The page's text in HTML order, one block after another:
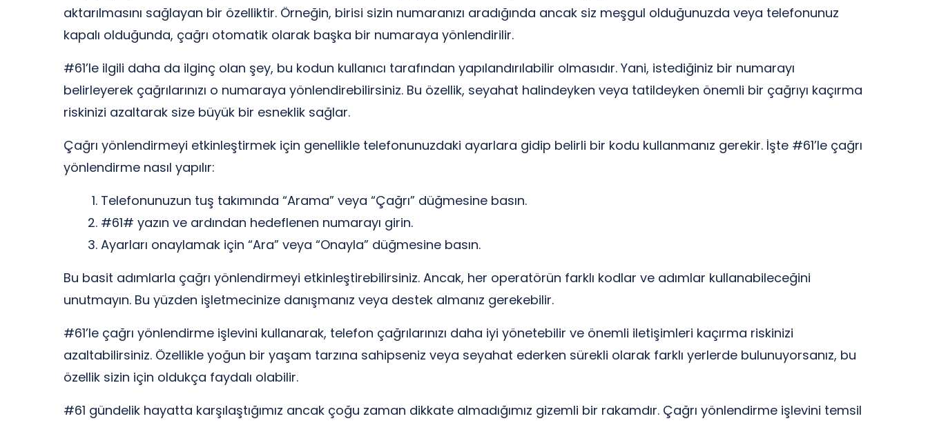
aktarılmasını sağlayan bir özelliktir. Örneğin, birisi sizin numaranızı aradığında ancak siz meşgul olduğunuzda veya telefonunuz
kapalı olduğunda, çağrı otomatik olarak başka bir numaraya yönlendirilir.
#61’le ilgili daha da ilginç olan şey, bu kodun kullanıcı tarafından yapılandırılabilir olmasıdır. Yani, istediğiniz bir numarayı
belirleyerek çağrılarınızı o numaraya yönlendirebilirsiniz. Bu özellik, seyahat halindeyken veya tatildeyken önemli bir çağrıyı kaçırma
riskinizi azaltarak size büyük bir esneklik sağlar.
Çağrı yönlendirmeyi etkinleştirmek için genellikle telefonunuzdaki ayarlara gidip belirli bir kodu kullanmanız gerekir. İşte #61’le çağrı
yönlendirme nasıl yapılır:
Telefonunuzun tuş takımında “Arama” veya “Çağrı” düğmesine basın.
#61# yazın ve ardından hedeflenen numarayı girin.
Ayarları onaylamak için “Ara” veya “Onayla” düğmesine basın.
Bu basit adımlarla çağrı yönlendirmeyi etkinleştirebilirsiniz. Ancak, her operatörün farklı kodlar ve adımlar kullanabileceğini
unutmayın. Bu yüzden işletmecinize danışmanız veya destek almanız gerekebilir.
#61’le çağrı yönlendirme işlevini kullanarak, telefon çağrılarınızı daha iyi yönetebilir ve önemli iletişimleri kaçırma riskinizi
azaltabilirsiniz. Özellikle yoğun bir yaşam tarzına sahipseniz veya seyahat ederken sürekli olarak farklı yerlerde bulunuyorsanız, bu
özellik sizin için oldukça faydalı olabilir.
#61 gündelik hayatta karşılaştığımız ancak çoğu zaman dikkate almadığımız gizemli bir rakamdır. Çağrı yönlendirme işlevini temsil